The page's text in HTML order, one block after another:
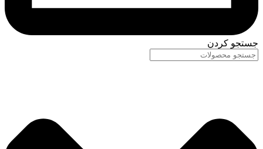
جستجو کردن